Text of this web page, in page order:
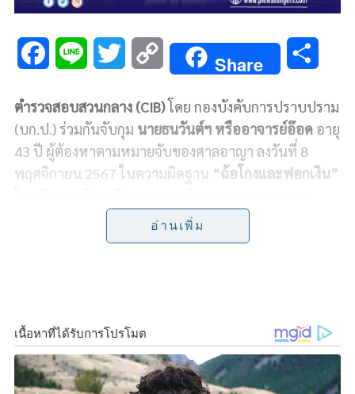
c
e
b
n
e
i
t
t
e
r
p
y
L
i
n
Share
a
e
ตำรวจสอบสวนกลาง (CIB)โดย กองบังคับการปราบปราม
(บก.ป.) ร่วมกันจับกุม นายธนวันต์ฯ หรืออาจารย์อ๊อดอายุ
43 ปี ผู้ต้องหาตามหมายจับของศาลอาญา ลงวันที่ 8
พฤศจิกายน 2567 ในความผิดฐาน “ฉ้อโกงและฟอกเงิน”
อ.ลำลูกกา จ.ปทุมธานี
ให้นายธนวันต์ฯ เข้ามาดูฮวงจุ้ยที่บ้านของตน หลังจากนั้น
นายธนวันต์ฯ มีการโน้มน้าวให้เชื่อว่า มีความจำเป็นต้อง
ซื้อวัตถุมงคลต่าง ๆ เพื่อเสริมดวงและแก้เคล็ด โดยมีการ
เรียกเก็บเงินหลายครั้ง รวมเป็นเงินกว่า 60 ล้านบาท แต่
อ่านเพิ่ม